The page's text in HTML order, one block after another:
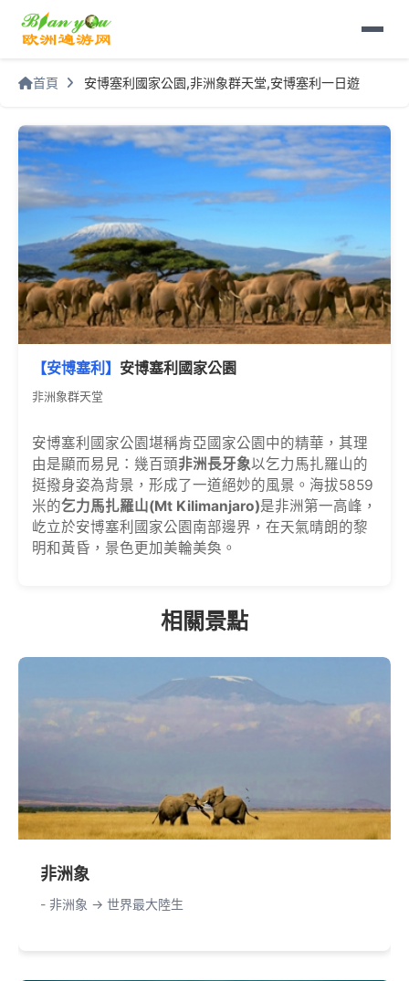
首頁 安博塞利國家公園,非洲象群天堂,安博塞利一日遊
【安博塞利】 安博塞利國家公園
非洲象群天堂
安博塞利國家公園堪稱肯亞國家公園中的精華，其理
由是顯而易見：幾百頭非洲長牙象以乞力馬扎羅山的
挺撥身姿為背景，形成了一道絕妙的風景。海拔5859
米的乞力馬扎羅山(Mt Kilimanjaro)是非洲第一高峰，
屹立於安博塞利國家公園南部邊界，在天氣晴朗的黎
明和黃昏，景色更加美輪美奐。
相關景點
非洲象
- 非洲象 -> 世界最大陸生